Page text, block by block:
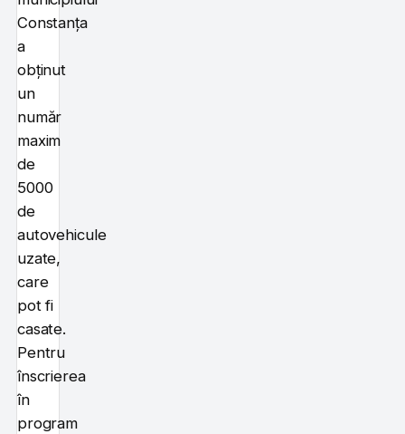
Constanța
a
obținut
un
număr
maxim
de
5000
de
autovehicule
uzate,
care
pot fi
casate.
Pentru
înscrierea
în
program